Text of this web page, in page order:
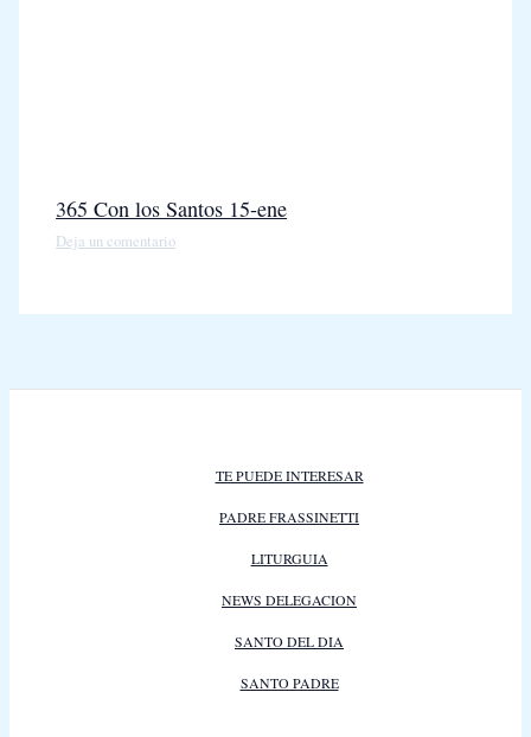
365 Con los Santos 15-ene
Deja un comentario
TE PUEDE INTERESAR
PADRE FRASSINETTI
LITURGUIA
NEWS DELEGACION
SANTO DEL DIA
SANTO PADRE